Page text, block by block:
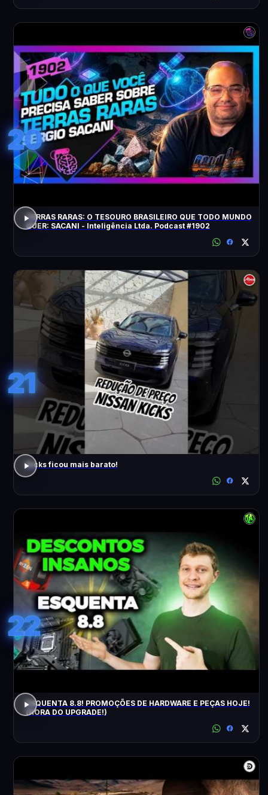
20
TERRAS RARAS: O TESOURO BRASILEIRO QUE TODO MUNDO
QUER: SACANI - Inteligência Ltda. Podcast #1902
21
Kicks ficou mais barato!
22
ESQUENTA 8.8! PROMOÇÕES DE HARDWARE E PEÇAS HOJE!
(HORA DO UPGRADE!)